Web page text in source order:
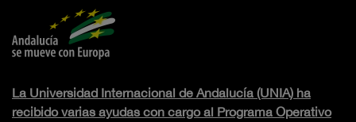
La Universidad Internacional de Andalucía (UNIA) ha
recibido varias ayudas con cargo al Programa Operativo